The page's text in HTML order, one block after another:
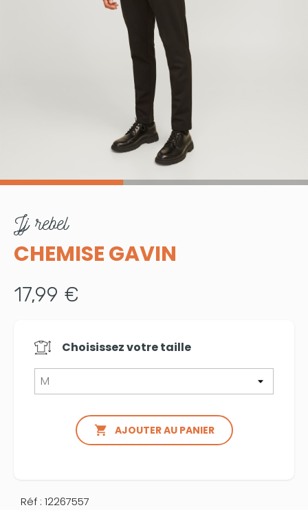
jj rebel
CHEMISE GAVIN
17,99 €
Choisissez votretaille
 AJOUTER AU PANIER
Réf : 12267557